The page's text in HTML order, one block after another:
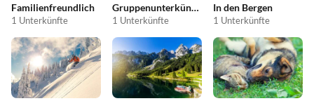
Familienfreundlich
1 Unterkünfte
Gruppenunterkünfte
1 Unterkünfte
In den Bergen
1 Unterkünfte